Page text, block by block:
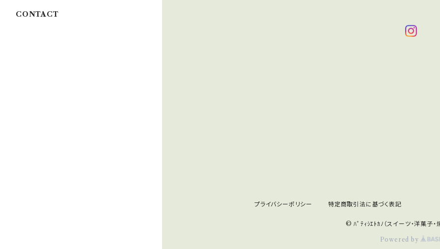
CONTACT
プライバシーポリシー 特定商取引法に基づく表記
© ﾊﾟﾃｨｼｴﾄｶﾉ（スイーツ・洋菓子・
Powered by